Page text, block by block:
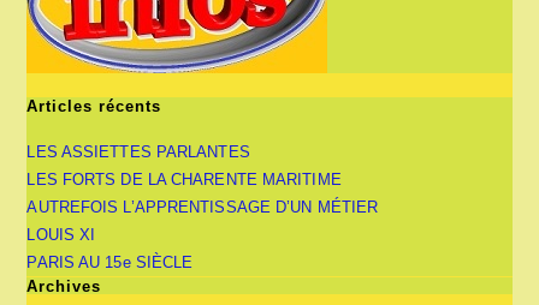
Articles récents
LES ASSIETTES PARLANTES
LES FORTS DE LA CHARENTE MARITIME
AUTREFOIS L’APPRENTISSAGE D’UN MÉTIER
LOUIS XI
PARIS AU 15e SIÈCLE
Archives